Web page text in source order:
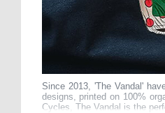
Since 2013, 'The Vandal'
designs, printed on 100%
Cycles, The Vandal is the